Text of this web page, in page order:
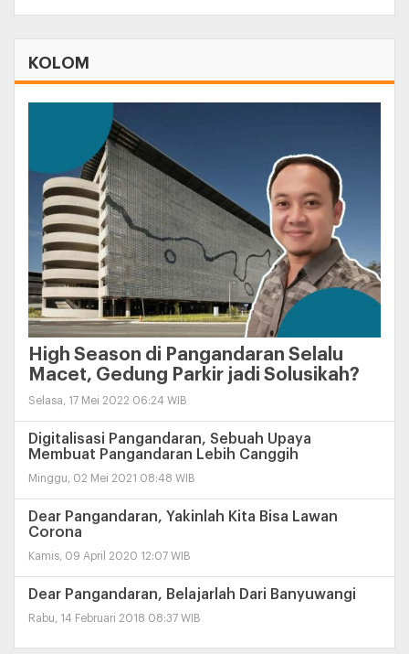
KOLOM
High Season di Pangandaran Selalu
Macet, Gedung Parkir jadi Solusikah?
Selasa, 17 Mei 2022 06:24 WIB
Digitalisasi Pangandaran, Sebuah Upaya
Membuat Pangandaran Lebih Canggih
Minggu, 02 Mei 2021 08:48 WIB
Dear Pangandaran, Yakinlah Kita Bisa Lawan
Corona
Kamis, 09 April 2020 12:07 WIB
Dear Pangandaran, Belajarlah Dari Banyuwangi
Rabu, 14 Februari 2018 08:37 WIB